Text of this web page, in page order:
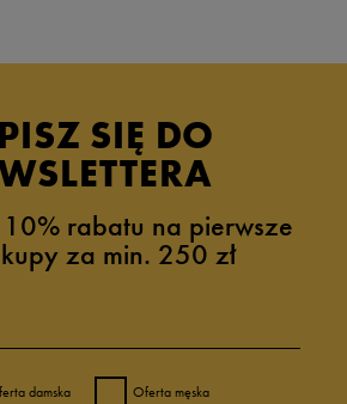
SIĘ DO
rabatu na pierwsze
za min. 250 zł
damska Oferta męska